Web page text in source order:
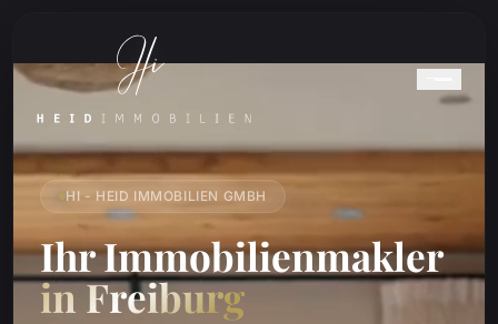
HI - HEID IMMOBILIEN GMBH
Ihr Immobilienmakler
in Freiburg